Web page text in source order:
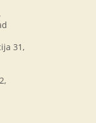
31,